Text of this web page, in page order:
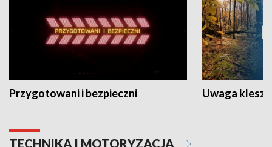
Przygotowani i bezpieczni Uwaga
TECHNIKA I MOTORYZACJA